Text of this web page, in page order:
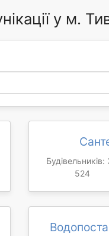
у м.
Будівельників:
524